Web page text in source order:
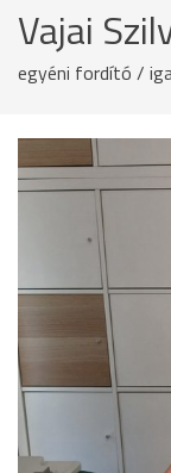
Vajai
egyéni fordító /